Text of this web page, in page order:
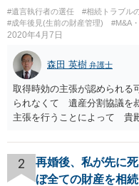
#遺言執行者の選任 #相続トラブル
#成年後見(生前の財産管理)
#M&A
2020年4月7日
森田 英樹 弁護士
取得時効の主張が認められる
られなくて 遺産分割協議を
主張を行うことによって 貴
2
再婚後、私が先に
ぼ全ての財産を相